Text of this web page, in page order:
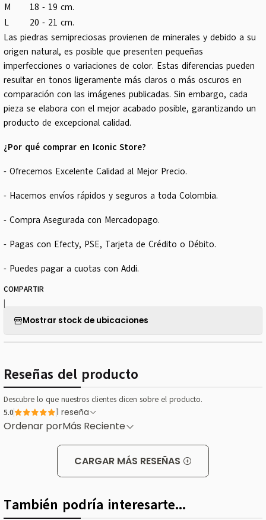
M
18 - 19 cm.
L
20 - 21 cm.
Las piedras semipreciosas provienen de minerales y debido a su
origen natural, es posible que presenten pequeñas
imperfecciones o variaciones de color. Estas diferencias pueden
resultar en tonos ligeramente más claros o más oscuros en
comparación con las imágenes publicadas. Sin embargo, cada
pieza se elabora con el mejor acabado posible, garantizando un
producto de excepcional calidad.
¿Por qué comprar en Iconic Store?
- Ofrecemos Excelente Calidad al Mejor Precio.
- Hacemos envíos rápidos y seguros a toda Colombia.
- Compra Asegurada con Mercadopago.
- Pagas con Efecty, PSE, Tarjeta de Crédito o Débito.
- Puedes pagar a cuotas con Addi.
COMPARTIR
|
Mostrar stock de ubicaciones
Reseñas del producto
Descubre lo que nuestros clientes dicen sobre el producto.
5.0 1 reseña
Ordenar porMás Reciente
CARGAR MÁS RESEÑAS
También podría interesarte...